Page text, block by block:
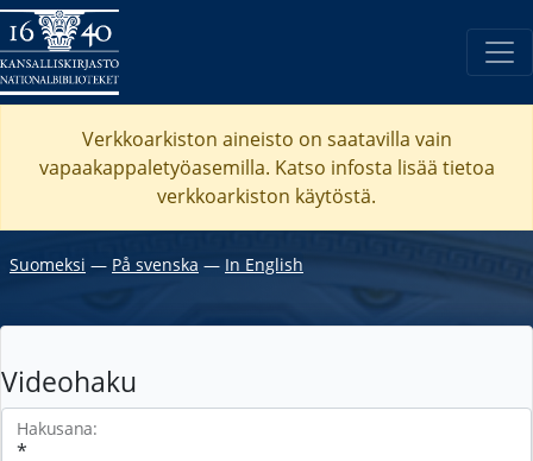
Verkkoarkiston aineisto on saatavilla vain
vapaakappaletyöasemilla. Katso infosta lisää tietoa
verkkoarkiston käytöstä.
Suomeksi ― På svenska ― In English
Videohaku
Hakusana: